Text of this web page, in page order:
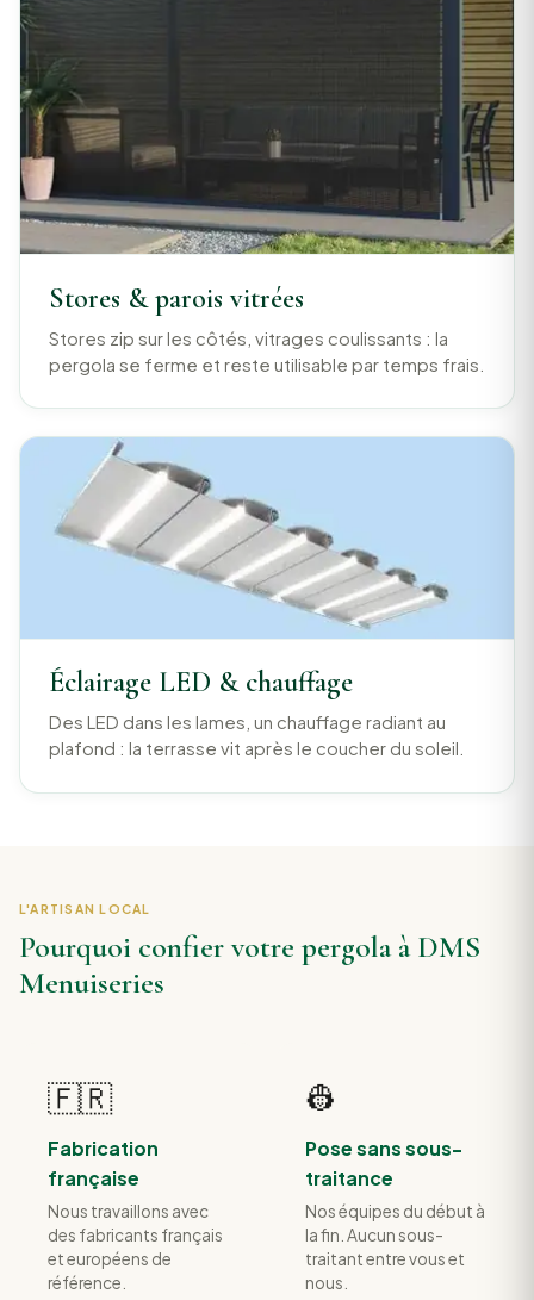
Stores & parois vitrées
Stores zip sur les côtés, vitrages coulissants : la
pergola se ferme et reste utilisable par temps frais.
Éclairage LED & chauffage
Des LED dans les lames, un chauffage radiant au
plafond : la terrasse vit après le coucher du soleil.
L'ARTISAN LOCAL
Pourquoi confier votre pergola à DMS
Menuiseries
🇫🇷
Fabrication
française
Nous travaillons avec
des fabricants français
et européens de
référence.
👷
Pose sans sous-
traitance
Nos équipes du début à
la fin. Aucun sous-
traitant entre vous et
nous.